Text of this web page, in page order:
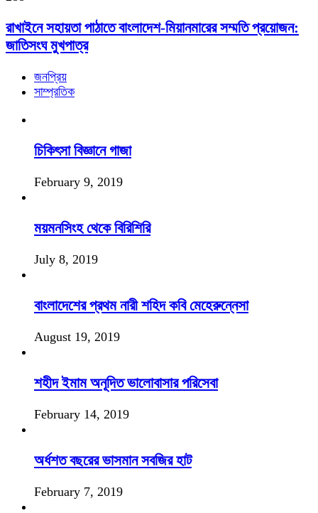
রাখাইনে সহায়তা পাঠাতে বাংলাদেশ-মিয়ানমারের সম্মতি প্রয়োজন:
জাতিসংঘ মুখপাত্র
জনপ্রিয়
সাম্প্রতিক
চিকিৎসা বিজ্ঞানে গাজা
February 9, 2019
ময়মনসিংহ থেকে বিরিশিরি
July 8, 2019
বাংলাদেশের প্রথম নারী শহিদ কবি মেহেরুন্নেসা
August 19, 2019
শহীদ ইমাম অনূদিত ভালোবাসার পরিসেবা
February 14, 2019
অর্ধশত বছরের ভাসমান সবজির হাট
February 7, 2019